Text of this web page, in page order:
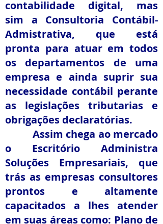
contabilidade digital, mas
sim a Consultoria Contábil-
Admistrativa, que está
pronta para atuar em todos
os departamentos de uma
empresa e ainda suprir sua
necessidade contábil perante
as legislações tributarias e
obrigações declaratórias.
Assim chega ao mercado
o Escritório Administra
Soluções Empresariais, que
trás as empresas consultores
prontos e altamente
capacitados a lhes atender
em suas áreas como: Plano de